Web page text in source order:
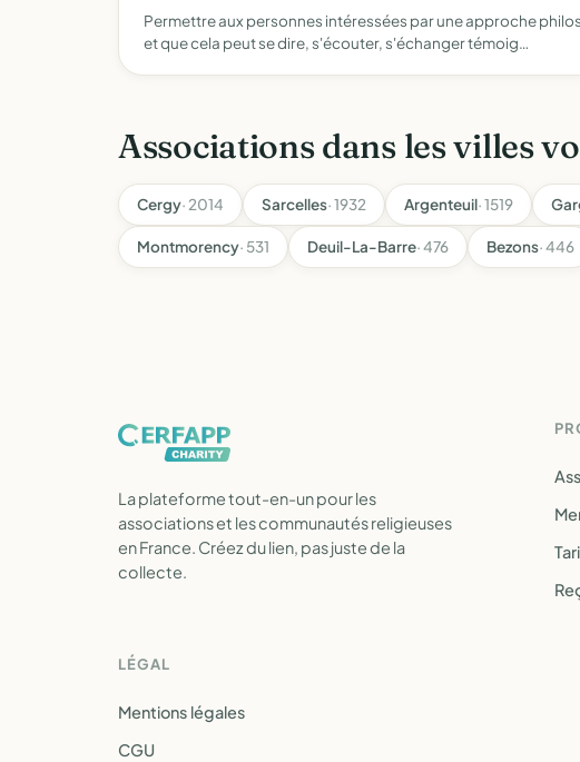
Permettre aux personnes intéressées par une approche
et que cela peut se dire, s'écouter, s'échanger témoig…
Associations dans les villes
Cergy· 2014 Sarcelles· 1932 Argenteuil· 1519
Montmorency· 531 Deuil-La-Barre· 476 Bezons· 446
La plateforme tout-en-un pour les
associations et les communautés religieuses
en France. Créez du lien, pas juste de la
collecte.
LÉGAL
Mentions légales
CGU